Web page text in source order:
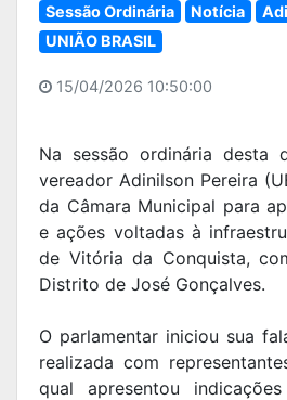
Sessão Ordinária
Notícia
UNIÃO BRASIL
15/04/2026 10:50:00
Na sessão ordinária desta
vereador Adinilson Pereira
da Câmara Municipal para
e ações voltadas à
de Vitória da Conquista,
Distrito de José Gonçalves.
O parlamentar iniciou sua
realizada com
qual apresentou